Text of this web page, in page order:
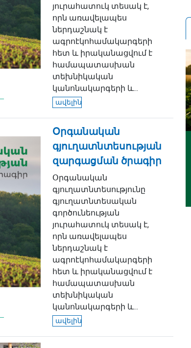
յուրահատուկ տեսակ է,
որն առավելապես
ներդաշնակ է
ագրոէկոհամակարգերի
հետ և իրականացվում է
համապատասխան
տեխնիկական
կանոնակարգերի և...
ավելին
Օրգանական
գյուղատնտեսության
զարգացման ծրագիր
Օրգանական
գյուղատնտեսությունը
գյուղատնտեսական
գործունեության
յուրահատուկ տեսակ է,
որն առավելապես
ներդաշնակ է
ագրոէկոհամակարգերի
հետ և իրականացվում է
համապատասխան
տեխնիկական
կանոնակարգերի և...
ավելին